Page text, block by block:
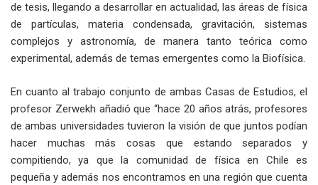
de tesis, llegando a desarrollar en actualidad, las áreas de física
de partículas, materia condensada, gravitación, sistemas
complejos y astronomía, de manera tanto teórica como
experimental, además de temas emergentes como la Biofísica.
En cuanto al trabajo conjunto de ambas Casas de Estudios, el
profesor Zerwekh añadió que “hace 20 años atrás, profesores
de ambas universidades tuvieron la visión de que juntos podían
hacer muchas más cosas que estando separados y
compitiendo, ya que la comunidad de física en Chile es
pequeña y además nos encontramos en una región que cuenta